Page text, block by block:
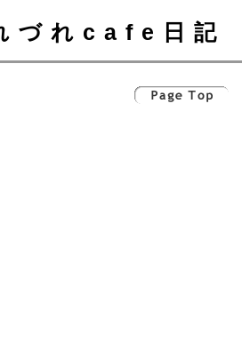
づれcafe日記